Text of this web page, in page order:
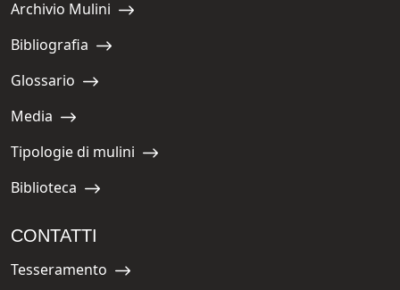
Navigate to:
Archivio Mulini
Navigate to:
Bibliografia
Navigate to:
Glossario
Navigate to:
Media
Navigate to:
Tipologie di mulini
Navigate to:
Biblioteca
CONTATTI
Navigate to:
Tesseramento